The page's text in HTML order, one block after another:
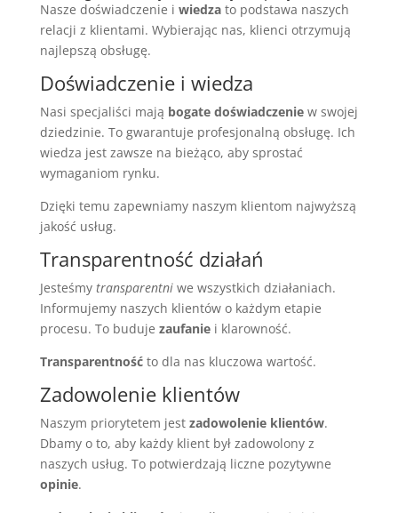
Nasze doświadczenie i wiedzato podstawa naszych
relacji z klientami. Wybierając nas, klienci otrzymują
najlepszą obsługę.
Doświadczenie i wiedza
Nasi specjaliści mają bogate doświadczeniew swojej
dziedzinie. To gwarantuje profesjonalną obsługę. Ich
wiedza jest zawsze na bieżąco, aby sprostać
wymaganiom rynku.
Dzięki temu zapewniamy naszym klientom najwyższą
jakość usług.
Transparentność działań
Jesteśmy transparentniwe wszystkich działaniach.
Informujemy naszych klientów o każdym etapie
procesu. To buduje zaufaniei klarowność.
Transparentnośćto dla nas kluczowa wartość.
Zadowolenie klientów
Naszym priorytetem jest zadowolenie klientów.
Dbamy o to, aby każdy klient był zadowolony z
naszych usług. To potwierdzają liczne pozytywne
opinie.